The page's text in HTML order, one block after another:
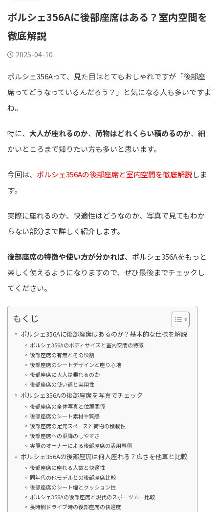
ポルシェ356Aに後部座席はある？室内空間を
徹底解説
2025-04-10
ポルシェ356Aって、見た目はとてもおしゃれですが「後部座
席ってどうなっているんだろう？」と気になる人も多いですよ
ね。
特に、 大人が座れるのか、 荷物はどれくらい積めるのか、細
かいところまで知りたい方も多いと思います。
今回は、 ポルシェ356Aの後部座席と室内空間を徹底解説しま
す。
実際に座れるのか、快適性はどうなのか、写真で見てもわか
らない部分まで詳しく紹介します。
後部座席の特徴や使い方が分かれば、ポルシェ356Aをもっと
楽しく使えるようになりますので、ぜひ最後までチェックし
てください。
もくじ
ポルシェ356Aに後部座席はあるのか？基本的な仕様を解説
ポルシェ356Aのボディサイズと室内空間の特徴
後部座席の有無とその役割
後部座席のシートデザインと座り心地
後部座席に大人は乗れるのか
後部座席の使い道と実用性
ポルシェ356Aの後部座席を写真でチェック
後部座席の全体写真と位置関係
後部座席のシート素材や質感
後部座席の足元スペースと荷物の積載性
後部座席への乗降のしやすさ
実際のオーナーによる後部座席の活用事例
ポルシェ356Aの後部座席は何人座れる？広さを他車と比較
後部座席に座れる人数と快適性
同年代の他モデルとの後部座席比較
後部座席のシート幅とクッション性
ポルシェ356Aの後部座席と現代のスポーツカー比較
長時間ドライブ時の後部座席の快適度